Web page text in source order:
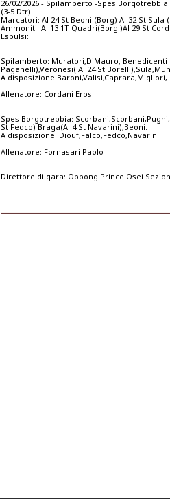
26/02/2026 - Spilamberto -Spes Borgotrebbia
(3-5 Dtr)
Marcatori: Al 24 St Beoni (Borg) Al 32 St Sula
Ammoniti: Al 13 1T Quadri(Borg.)Al 29 St
Espulsi:
Spilamberto: Muratori,DiMauro,
Paganelli),Veronesi( Al 24 St
A
Allenatore: Cordani Eros
Spes Borgotrebbia:
St Fedco) Braga(Al 4 St Navarini),Beoni.
A disposizione: Diouf,Falco,Fedco,Navarini.
Allenatore: Fornasari Paolo
Direttore di gara: Oppong Prince Osei